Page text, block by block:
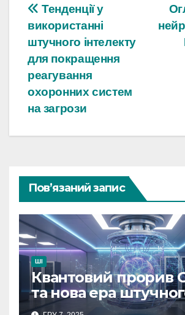
Навігація
записів
Тенденції у
використанні
штучного інтелекту
для покращення
реагування
охоронних систем
на загрози
Пов’язаний запис
ШІ
Квантовий прорив
та нова ера
інтелекту